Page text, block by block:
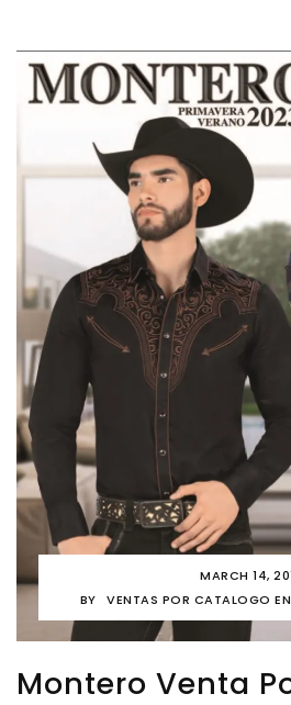
MARCH 14,
BY
VENTAS POR CATALOGO
Montero Venta